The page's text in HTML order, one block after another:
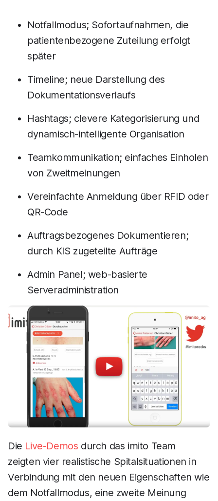
Notfallmodus; Sofortaufnahmen, die
patientenbezogene Zuteilung erfolgt
später
Timeline; neue Darstellung des
Dokumentationsverlaufs
Hashtags; clevere Kategorisierung und
dynamisch-intelligente Organisation
Teamkommunikation; einfaches Einholen
von Zweitmeinungen
Vereinfachte Anmeldung über RFID oder
QR-Code
Auftragsbezogenes Dokumentieren;
durch KIS zugeteilte Aufträge
Admin Panel; web-basierte
Serveradministration
Die Live-Demos durch das imito Team
zeigten vier realistische Spitalsituationen in
Verbindung mit den neuen Eigenschaften wie
dem Notfallmodus, eine zweite Meinung